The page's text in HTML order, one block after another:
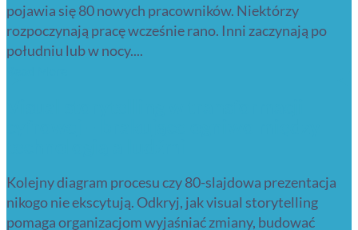
pojawia się 80 nowych pracowników. Niektórzy
rozpoczynają pracę wcześnie rano. Inni zaczynają po
południu lub w nocy....
Kolejny diagram procesu czy 80-slajdowa prezentacja
nikogo nie ekscytują. Odkryj, jak visual storytelling
pomaga organizacjom wyjaśniać zmiany, budować